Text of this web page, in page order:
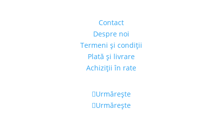
Contact
Despre noi
Termeni şi condiţii
Plată şi livrare
Achiziţii în rate
Urmărește
Urmărește